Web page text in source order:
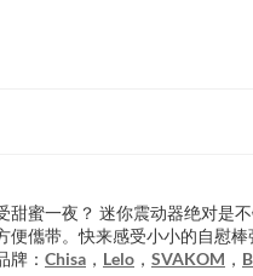
蜜一夜？ 迷你震动器绝对是不
儶带。快来感受小小的自慰棒
牌： Chisa ， Lelo ， SVAKOM ，